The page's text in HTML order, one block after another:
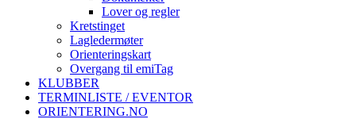
Lover og regler
Kretstinget
Lagledermøter
Orienteringskart
Overgang til emiTag
KLUBBER
TERMINLISTE / EVENTOR
ORIENTERING.NO